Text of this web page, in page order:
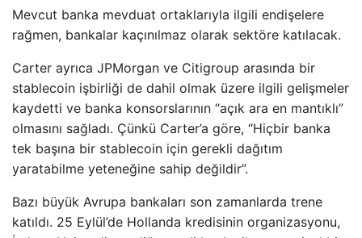
Mevcut banka mevduat ortaklarıyla ilgili endişelere
rağmen, bankalar kaçınılmaz olarak sektöre katılacak.
Carter ayrıca JPMorgan ve Citigroup arasında bir
stablecoin işbirliği de dahil olmak üzere ilgili gelişmeler
kaydetti ve banka konsorslarının “açık ara en mantıklı”
olmasını sağladı. Çünkü Carter’a göre, “Hiçbir banka
tek başına bir stablecoin için gerekli dağıtım
yaratabilme yeteneğine sahip değildir”.
Bazı büyük Avrupa bankaları son zamanlarda trene
katıldı. 25 Eylül’de Hollanda kredisinin organizasyonu,